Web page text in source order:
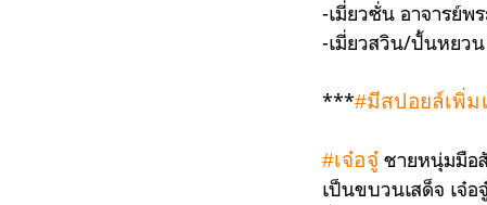
-เมี่ยวซั่น อาจารย์พร
-เมี่ยวสวิน/ปั้นหยว
***#มีสปอยล์เพิ่ม
#เจ๋อจู๋ชายหนุ่มมือ
เป็นขบวนเสด็จ เจ๋